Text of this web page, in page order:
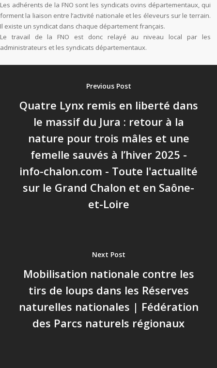
Les adhérents de la FNO sont les syndicats ovins départementaux, qui
forment la liaison entre l’activité nationale et les éleveurs sur le terrain.
Il existe un syndicat dans chaque département français.
Le travail de la FNO est donc relayé au niveau local par les
administrateurs et les syndicats départementaux.
Previous Post
Quatre Lynx remis en liberté dans
le massif du Jura : retour à la
nature pour trois mâles et une
femelle sauvés à l’hiver 2025 -
info-chalon.com - Toute l'actualité
sur le Grand Chalon et en Saône-
et-Loire
Next Post
Mobilisation nationale contre les
tirs de loups dans les Réserves
naturelles nationales | Fédération
des Parcs naturels régionaux